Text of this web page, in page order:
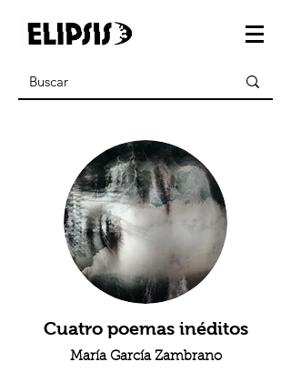
Cuatro poemas inéditos
María García Zambrano